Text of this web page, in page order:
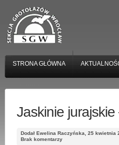
STRONA GŁÓWNA
Jaskinie
Dodał Ewelina Raczyńska, 25 kwietnia
Brak komentarzy